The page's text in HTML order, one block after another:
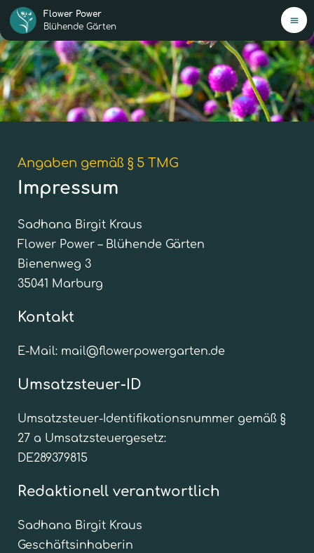
Flower Power
Blühende Gärten
Angaben gemäß § 5 TMG
Impressum
Sadhana Birgit Kraus
Flower Power – Blühende Gärten
Bienenweg 3
35041 Marburg
Kontakt
E-Mail: mail@flowerpowergarten.de
Umsatzsteuer-ID
Umsatzsteuer-Identifikationsnummer gemäß §
27 a Umsatzsteuergesetz:
DE289379815
Redaktionell verantwortlich
Sadhana Birgit Kraus
Geschäftsinhaberin